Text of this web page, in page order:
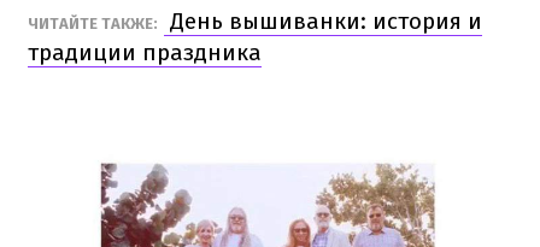
ЧИТАЙТЕ ТАКЖЕ:
День вышиванки: история и
традиции праздника